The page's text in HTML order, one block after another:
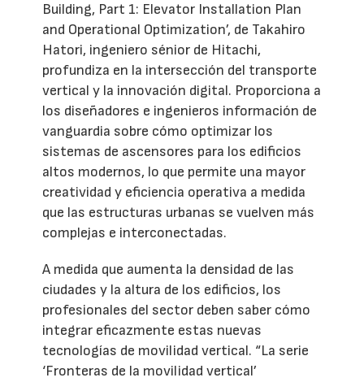
Building, Part 1: Elevator Installation Plan
and Operational Optimization’, de Takahiro
Hatori, ingeniero sénior de Hitachi,
profundiza en la intersección del transporte
vertical y la innovación digital. Proporciona a
los diseñadores e ingenieros información de
vanguardia sobre cómo optimizar los
sistemas de ascensores para los edificios
altos modernos, lo que permite una mayor
creatividad y eficiencia operativa a medida
que las estructuras urbanas se vuelven más
complejas e interconectadas.
A medida que aumenta la densidad de las
ciudades y la altura de los edificios, los
profesionales del sector deben saber cómo
integrar eficazmente estas nuevas
tecnologías de movilidad vertical. “La serie
‘Fronteras de la movilidad vertical’